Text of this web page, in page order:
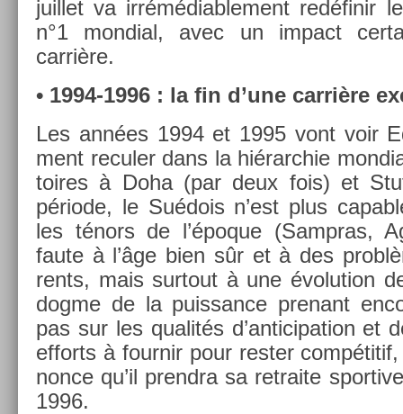
juil­let va ir­rémédiab­le­ment redéfinir
n°1 mon­di­al, avec un im­pact
carrière.
• 1994-1996 : la fin d’une carrière
Les années 1994 et 1995 vont voir
ment re­cul­er dans la hié­rarchie
toires à Doha (par deux fois) et
période, le Suédois n’est plus
les ténors de l’époque (Sampras,
faute à l’âge bien sûr et à des
rents, mais sur­tout à une évolu­tion
dogme de la puis­sance pre­nant
pas sur les qualités d’an­ticipa­tion et
ef­forts à four­nir pour re­st­er
non­ce qu’il pre­ndra sa re­traite
1996.